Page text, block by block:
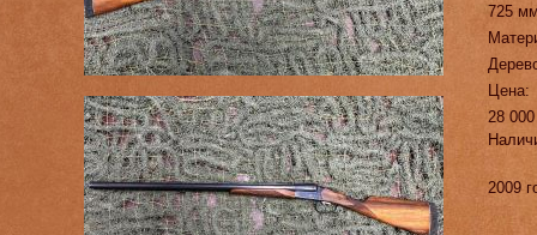
725
Цена:
28
2009